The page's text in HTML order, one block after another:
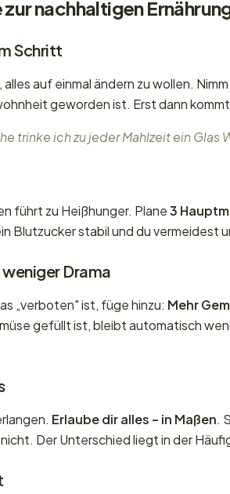
zur nachhaltigen
Schritt
auf einmal ändern zu wollen.
geworden ist. Erst dann
trinke ich zu jeder Mahlzeit ein Glas
führt zu Heißhunger. Plane3
Blutzucker stabil und du vermeidest
Drama
„verboten" ist, füge hinzu: Mehr
gefüllt ist, bleibt automatisch
Erlaube dir alles – in Maßen.
Der Unterschied liegt in der